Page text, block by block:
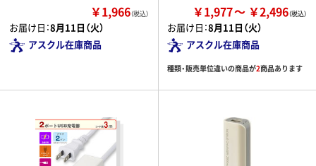
￥1,966（税込）
お届け日：8月11日（火）
アスクル在庫商品
￥1,977 ￥2,496
お届け日：8月11日（火）
アスクル在庫商品
種類・販売単位違いの商品が2商品あります